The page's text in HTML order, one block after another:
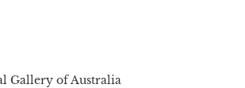
Gallery of Australia